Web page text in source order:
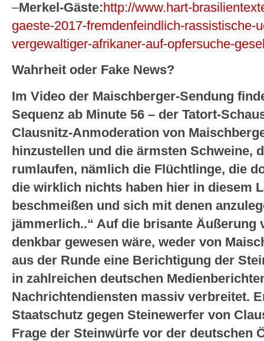
–Merkel-Gäste:http://www.hart-
gaeste-2017-fremdenfeindlich-rassistische-
vergewaltiger-afrikaner-auf-opfersuche-
Wahrheit oder Fake News?
Im Video der Maischberger-Sendung
Sequenz ab Minute 56 – der Tatort-
Clausnitz-Anmoderation von
hinzustellen und die ärmsten Schweine,
rumlaufen, nämlich die Flüchtlinge, die
die wirklich nichts haben hier in diesem
beschmeißen und sich mit denen
jämmerlich..“ Auf die brisante Äußerung
denkbar gewesen wäre, weder von
aus der Runde eine Berichtigung der
in zahlreichen deutschen
Nachrichtendiensten massiv verbreitet.
Staatschutz gegen Steinewerfer von
Frage der Steinwürfe vor der deutschen